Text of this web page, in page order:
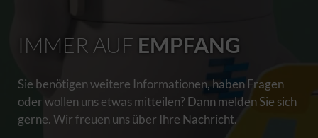
IMMER AUF EMPFANG
Sie benötigen weitere Informationen, haben Fragen
oder wollen uns etwas mitteilen? Dann melden Sie sich
gerne. Wir freuen uns über Ihre Nachricht.